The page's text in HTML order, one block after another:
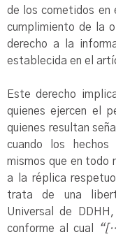
de los cometidos en
cumplimiento de la
derecho a la
establecida en el
Este derecho
quienes ejercen el
quienes resultan
cuando los
mismos que en todo
a la réplica
trata de una
Universal de
conforme al cual